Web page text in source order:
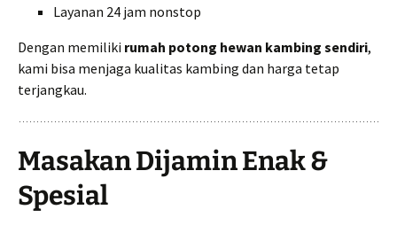
Layanan 24 jam nonstop
Dengan memiliki rumah potong hewan kambing sendiri,
kami bisa menjaga kualitas kambing dan harga tetap
terjangkau.
Masakan Dijamin Enak &
Spesial